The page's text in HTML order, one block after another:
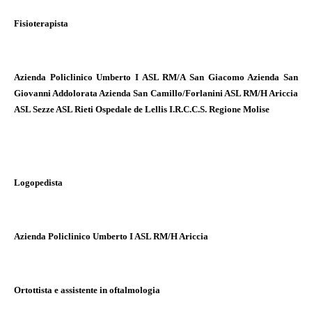
Fisioterapista
Azienda Policlinico Umberto I ASL RM/A San Giacomo Azienda San
Giovanni Addolorata Azienda San Camillo/Forlanini ASL RM/H Ariccia
ASL Sezze ASL Rieti Ospedale de Lellis I.R.C.C.S. Regione Molise
Logopedista
Azienda Policlinico Umberto I ASL RM/H Ariccia
Ortottista e assistente in oftalmologia